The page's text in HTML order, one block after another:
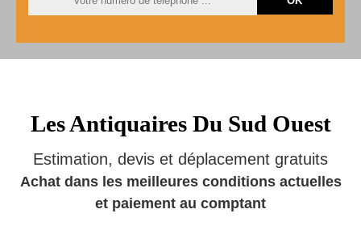
Les Antiquaires Du Sud Ouest
Estimation, devis et déplacement gratuits
Achat dans les meilleures conditions actuelles
et paiement au comptant